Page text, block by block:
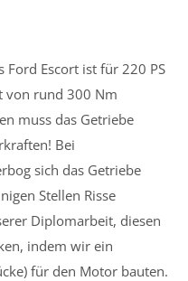
Ford Escort ist für 220 PS
von rund 300 Nm
muss das Getriebe
Bei
sich das Getriebe
Stellen Risse
Diplomarbeit, diesen
indem wir ein
für den Motor bauten.